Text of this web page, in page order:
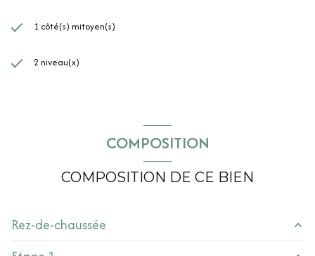
1 côté(s) mitoyen(s)
2 niveau(x)
COMPOSITION
COMPOSITION DE CE BIEN
Rez-de-chaussée